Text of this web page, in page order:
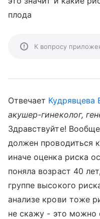
плода
К вопросу
Отвечает Кудрявцева
акушер-гинеколог,
Здравствуйте!
должен проводиться
иначе оценка риска
поняла возраст 40
группе высокого
анализе крови тоже
не скажу - это можно